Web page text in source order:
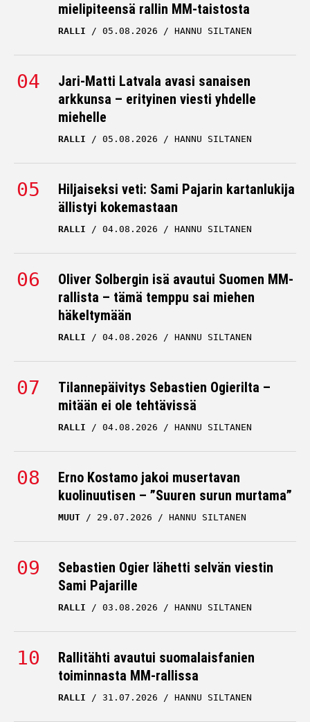
mielipiteensä rallin MM-taistosta
RALLI 05.08.2026 HANNU SILTANEN
Jari-Matti Latvala avasi sanaisen
arkkunsa – erityinen viesti yhdelle
miehelle
RALLI 05.08.2026 HANNU SILTANEN
Hiljaiseksi veti: Sami Pajarin kartanlukija
ällistyi kokemastaan
RALLI 04.08.2026 HANNU SILTANEN
Oliver Solbergin isä avautui Suomen MM-
rallista – tämä temppu sai miehen
häkeltymään
RALLI 04.08.2026 HANNU SILTANEN
Tilannepäivitys Sebastien Ogierilta –
mitään ei ole tehtävissä
RALLI 04.08.2026 HANNU SILTANEN
Erno Kostamo jakoi musertavan
kuolinuutisen – ”Suuren surun murtama”
MUUT 29.07.2026 HANNU SILTANEN
Sebastien Ogier lähetti selvän viestin
Sami Pajarille
RALLI 03.08.2026 HANNU SILTANEN
Rallitähti avautui suomalaisfanien
toiminnasta MM-rallissa
RALLI 31.07.2026 HANNU SILTANEN